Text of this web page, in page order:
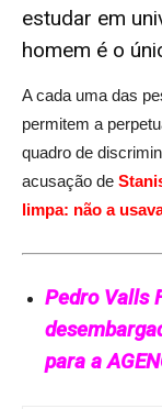
estudar em
homem é o
A cada uma das
permitem a
quadro de
acusação de
limpa: não a
Pedro Valls
para a